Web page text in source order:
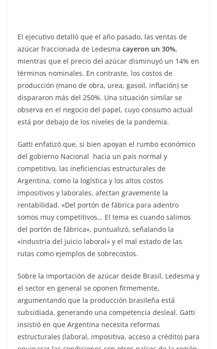
El ejecutivo detalló que el año pasado, las ventas de
azúcar fraccionada de Ledesma cayeron un 30%,
mientras que el precio del azúcar disminuyó un 14% en
términos nominales. En contraste, los costos de
producción (mano de obra, urea, gasoil, inflación) se
dispararon más del 250%. Una situación similar se
observa en el negocio del papel, cuyo consumo actual
está por debajo de los niveles de la pandemia.
Gatti enfatizó que, si bien apoyan el rumbo económico
del gobierno Nacional hacia un país normal y
competitivo, las ineficiencias estructurales de
Argentina, como la logística y los altos costos
impositivos y laborales, afectan gravemente la
rentabilidad. «Del portón de fábrica para adentro
somos muy competitivos… El tema es cuando salimos
del portón de fábrica», puntualizó, señalando la
«industria del juicio laboral» y el mal estado de las
rutas como ejemplos de sobrecostos.
Sobre la importación de azúcar desde Brasil, Ledesma y
el sector en general se oponen firmemente,
argumentando que la producción brasileña está
subsidiada, generando una competencia desleal. Gatti
insistió en que Argentina necesita reformas
estructurales (laboral, impositiva, acceso a crédito) para